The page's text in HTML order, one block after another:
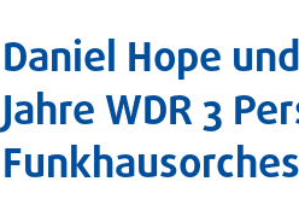
Daniel Hope
Jahre WDR 3